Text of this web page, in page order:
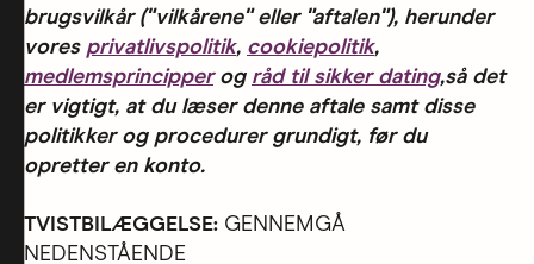
brugsvilkår ("vilkårene" eller "aftalen"), herunder
vores privatlivspolitik, cookiepolitik,
medlemsprincipperog råd til sikker dating,så det
er vigtigt, at du læser denne aftale samt disse
politikker og procedurer grundigt, før du
opretter en konto.
TVISTBILÆGGELSE: GENNEMGÅ
NEDENSTÅENDE